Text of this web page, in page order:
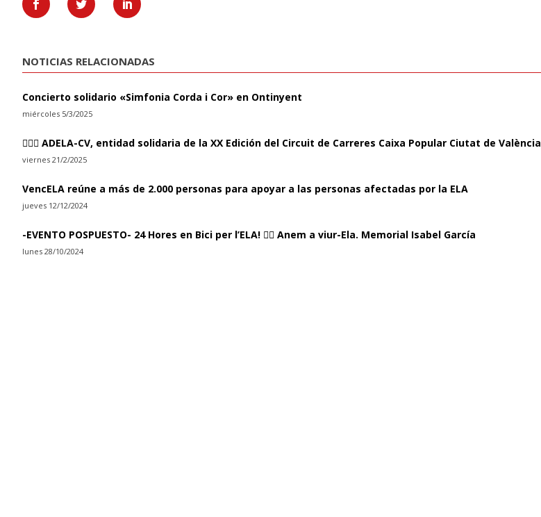
NOTICIAS RELACIONADAS
Concierto solidario «Simfonia Corda i Cor» en Ontinyent
miércoles 5/3/2025
🏃🏻‍♀ ADELA-CV, entidad solidaria de la XX Edición del Circuit de Carreres Caixa Popular Ciutat de València
viernes 21/2/2025
VencELA reúne a más de 2.000 personas para apoyar a las personas afectadas por la ELA
jueves 12/12/2024
-EVENTO POSPUESTO- 24 Hores en Bici per l’ELA! 🚴‍♀️ Anem a viur-Ela. Memorial Isabel García
lunes 28/10/2024